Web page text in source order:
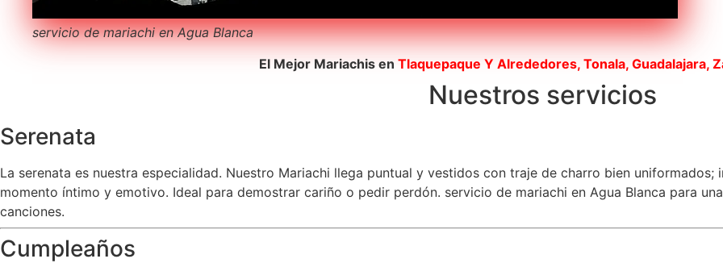
servicio de mariachi en Agua Blanca
El Mejor Mariachis en Tlaquepaque Y Alrededores, Tonala, Guadalajara,
Nuestros servicios
Serenata
La serenata es nuestra especialidad. Nuestro Mariachi llega puntual y vestidos con traje de charro bien
momento íntimo y emotivo. Ideal para demostrar cariño o pedir perdón. servicio de mariachi en Agua Blanca para
canciones.
Cumpleaños